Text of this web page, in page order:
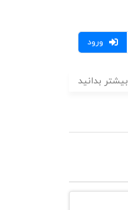
ورود
بیشتر بدانید